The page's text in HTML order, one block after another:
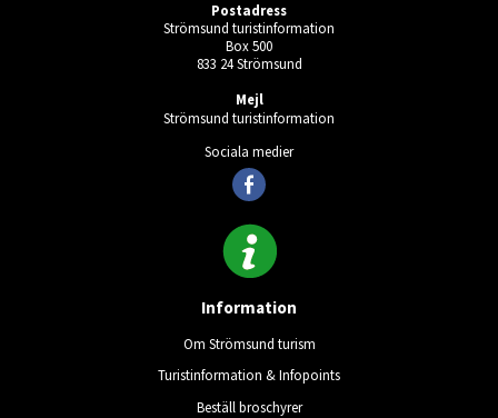
Postadress
Strömsund turistinformation
Box 500
833 24 Strömsund
Mejl
Strömsund turistinformation
Sociala medier
Information
Om Strömsund turism
Turistinformation & Infopoints
Beställ broschyrer